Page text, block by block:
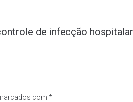
de infecção hospitalar
com *